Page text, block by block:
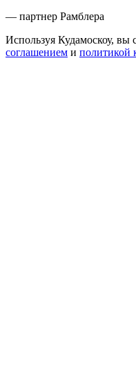
— партнер Рамблера
Используя Кудамоскоу, вы
соглашением и политикой